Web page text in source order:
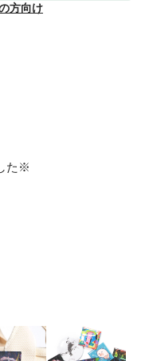
方向け
た※